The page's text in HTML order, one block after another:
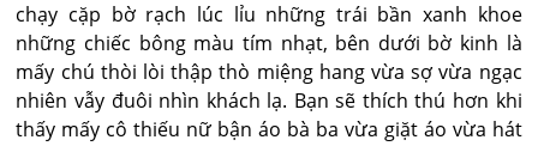
chạy cặp bờ rạch lúc lỉu những trái bần xanh khoe
những chiếc bông màu tím nhạt, bên dưới bờ kinh là
mấy chú thòi lòi thập thò miệng hang vừa sợ vừa ngạc
nhiên vẫy đuôi nhìn khách lạ. Bạn sẽ thích thú hơn khi
thấy mấy cô thiếu nữ bận áo bà ba vừa giặt áo vừa hát